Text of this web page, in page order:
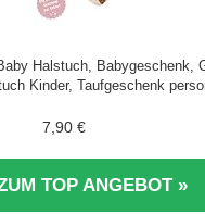
Halstuch, Babygeschenk,
Kinder, Taufgeschenk
7,90 €
TOP ANGEBOT »